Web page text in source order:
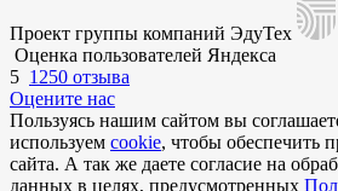
Проект группы компаний ЭдуТех
Оценка пользователей Яндекса
5 1250 отзыва
Оцените нас
Пользуясь нашим сайтом вы
используем cookie, чтобы обеспечить
сайта. А так же даете согласие на
данных в целях, предусмотренных